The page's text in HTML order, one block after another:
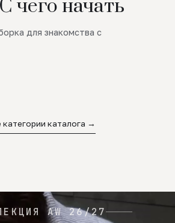
С чего начать
для знакомства с
категории каталога →
AW 26/27